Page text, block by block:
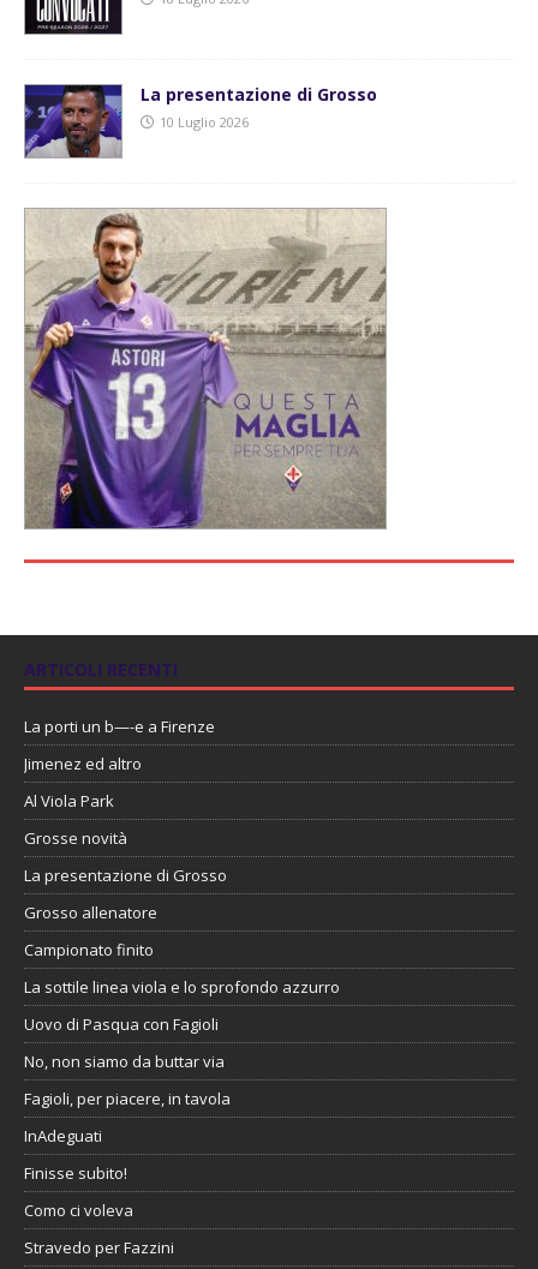
La presentazione di Grosso
10 Luglio 2026
ARTICOLI RECENTI
La porti un b—-e a Firenze
Jimenez ed altro
Al Viola Park
Grosse novità
La presentazione di Grosso
Grosso allenatore
Campionato finito
La sottile linea viola e lo sprofondo azzurro
Uovo di Pasqua con Fagioli
No, non siamo da buttar via
Fagioli, per piacere, in tavola
InAdeguati
Finisse subito!
Como ci voleva
Stravedo per Fazzini